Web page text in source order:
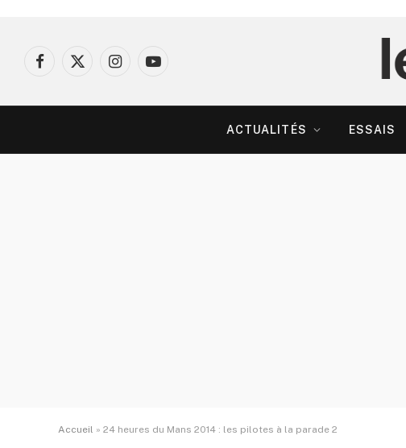
Facebook
X
InstagramYouTube
ACTUALITÉS ESSAIS
Accueil » 24 heures du Mans 2014 : les pilotes à la parade 2